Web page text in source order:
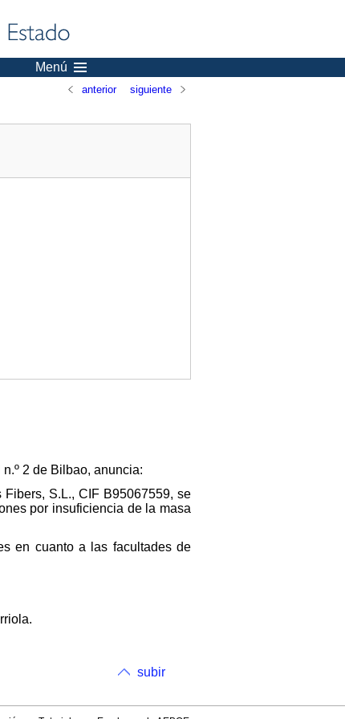
Menú
anterior siguiente
2 de Bilbao, anuncia:
S.L., CIF B95067559, se
por insuficiencia de la masa
en cuanto a las facultades de
subir